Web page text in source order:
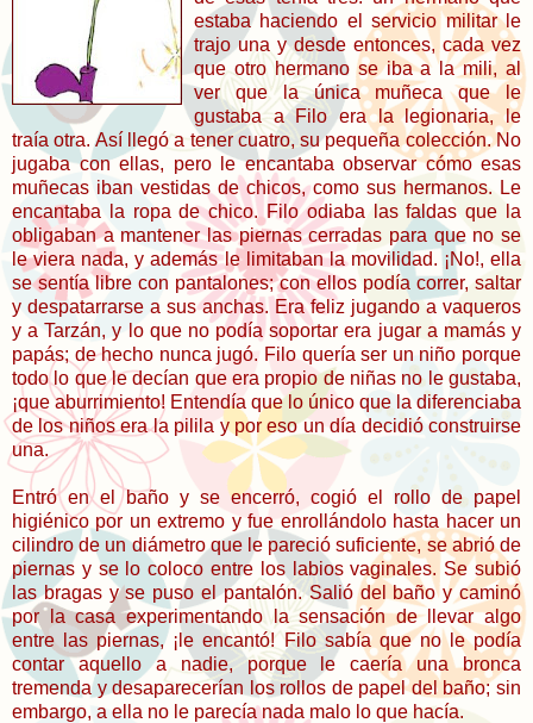
estaba haciendo el servicio militar le
trajo una y desde entonces, cada vez
que otro hermano se iba a la mili, al
ver que la única muñeca que le
gustaba a Filo era la legionaria, le
traía otra. Así llegó a tener cuatro, su pequeña colección. No
jugaba con ellas, pero le encantaba observar cómo esas
muñecas iban vestidas de chicos, como sus hermanos. Le
encantaba la ropa de chico. Filo odiaba las faldas que la
obligaban a mantener las piernas cerradas para que no se
le viera nada, y además le limitaban la movilidad. ¡No!, ella
se sentía libre con pantalones; con ellos podía correr, saltar
y despatarrarse a sus anchas. Era feliz jugando a vaqueros
y a Tarzán, y lo que no podía soportar era jugar a mamás y
papás; de hecho nunca jugó. Filo quería ser un niño porque
todo lo que le decían que era propio de niñas no le gustaba,
¡que aburrimiento! Entendía que lo único que la diferenciaba
de los niños era la pilila y por eso un día decidió construirse
una.
Entró en el baño y se encerró, cogió el rollo de papel
higiénico por un extremo y fue enrollándolo hasta hacer un
cilindro de un diámetro que le pareció suficiente, se abrió de
piernas y se lo coloco entre los labios vaginales. Se subió
las bragas y se puso el pantalón. Salió del baño y caminó
por la casa experimentando la sensación de llevar algo
entre las piernas, ¡le encantó! Filo sabía que no le podía
contar aquello a nadie, porque le caería una bronca
tremenda y desaparecerían los rollos de papel del baño; sin
embargo, a ella no le parecía nada malo lo que hacía.